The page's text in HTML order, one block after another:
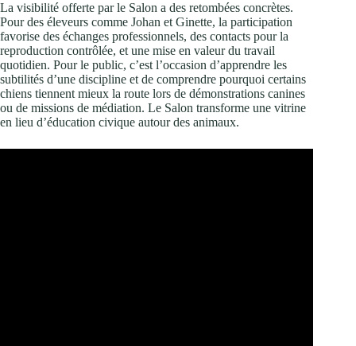
La visibilité offerte par le Salon a des retombées concrètes.
Pour des éleveurs comme Johan et Ginette, la participation
favorise des échanges professionnels, des contacts pour la
reproduction contrôlée, et une mise en valeur du travail
quotidien. Pour le public, c’est l’occasion d’apprendre les
subtilités d’une discipline et de comprendre pourquoi certains
chiens tiennent mieux la route lors de démonstrations canines
ou de missions de médiation. Le Salon transforme une vitrine
en lieu d’éducation civique autour des animaux.